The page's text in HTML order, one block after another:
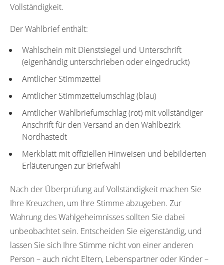
Vollständigkeit.
Der Wahlbrief enthält:
Wahlschein mit Dienstsiegel und Unterschrift
(eigenhändig unterschrieben oder eingedruckt)
Amtlicher Stimmzettel
Amtlicher Stimmzettelumschlag (blau)
Amtlicher Wahlbriefumschlag (rot) mit vollständiger
Anschrift für den Versand an den Wahlbezirk
Nordhastedt
Merkblatt mit offiziellen Hinweisen und bebilderten
Erläuterungen zur Briefwahl
Nach der Überprüfung auf Vollständigkeit machen Sie
Ihre Kreuzchen, um Ihre Stimme abzugeben. Zur
Wahrung des Wahlgeheimnisses sollten Sie dabei
unbeobachtet sein. Entscheiden Sie eigenständig, und
lassen Sie sich Ihre Stimme nicht von einer anderen
Person – auch nicht Eltern, Lebenspartner oder Kinder –